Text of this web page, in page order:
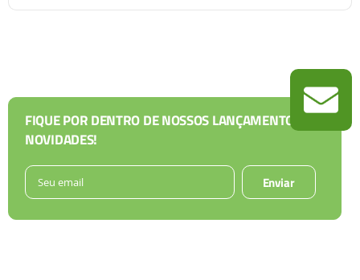
FIQUE POR DENTRO DE NOSSOS LANÇAMENTOS E
NOVIDADES!
Enviar